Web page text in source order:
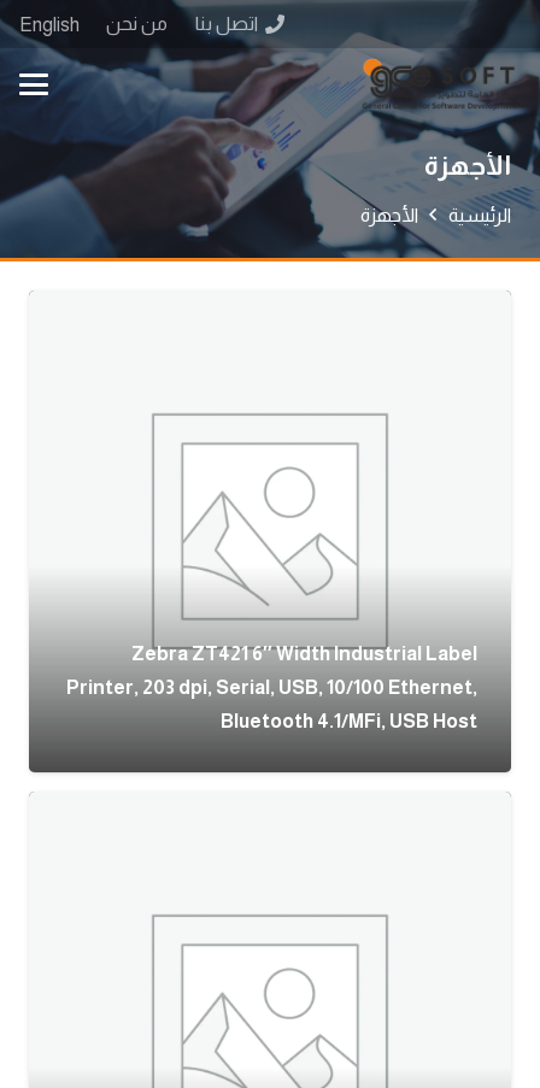
اتصل بنا من نحن English
الأجهزة
الرئيسية الأجهزة
Zebra ZT421 6″ Width Industrial Label
Printer, 203 dpi, Serial, USB, 10/100 Ethernet,
Bluetooth 4.1/MFi, USB Host